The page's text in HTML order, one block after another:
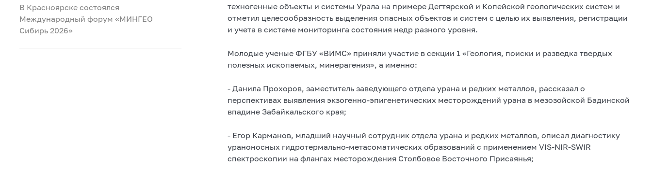
В Красноярске состоялся
Международный форум «МИНГЕО
Сибирь 2026»
техногенные объекты и системы Урала на примере Дегтярской и Копейской геологических систем и
отметил целесообразность выделения опасных объектов и систем с целью их выявления, регистрации
и учета в системе мониторинга состояния недр разного уровня.
Молодые ученые ФГБУ «ВИМС» приняли участие в секции 1 «Геология, поиски и разведка твердых
полезных ископаемых, минерагения», а именно:
- Данила Прохоров, заместитель заведующего отдела урана и редких металлов, рассказал о
перспективах выявления экзогенно-эпигенетических месторождений урана в мезозойской Бадинской
впадине Забайкальского края;
- Егор Карманов, младший научный сотрудник отдела урана и редких металлов, описал диагностику
ураноносных гидротермально-метасоматических образований с применением VIS-NIR-SWIR
спектроскопии на флангах месторождения Столбовое Восточного Присаянья;